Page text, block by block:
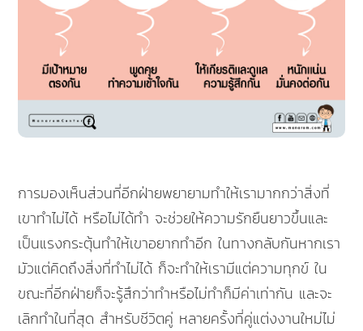
การมองเห็นส่วนที่อีกฝ่ายพยายามทำให้เรามากกว่าสิ่งที่
เขาทำไม่ได้ หรือไม่ได้ทำ จะช่วยให้ความรักยืนยาวขึ้นและ
เป็นแรงกระตุ้นทำให้เขาอยากทำอีก ในทางกลับกันหากเรา
มัวแต่คิดถึงสิ่งที่ทำไม่ได้ ก็จะทำให้เรามีแต่ความทุกข์ ใน
ขณะที่อีกฝ่ายก็จะรู้สึกว่าทำหรือไม่ทำก็มีค่าเท่ากัน และจะ
เลิกทำในที่สุด สำหรับชีวิตคู่ หลายครั้งที่คู่แต่งงานใหม่ไม่